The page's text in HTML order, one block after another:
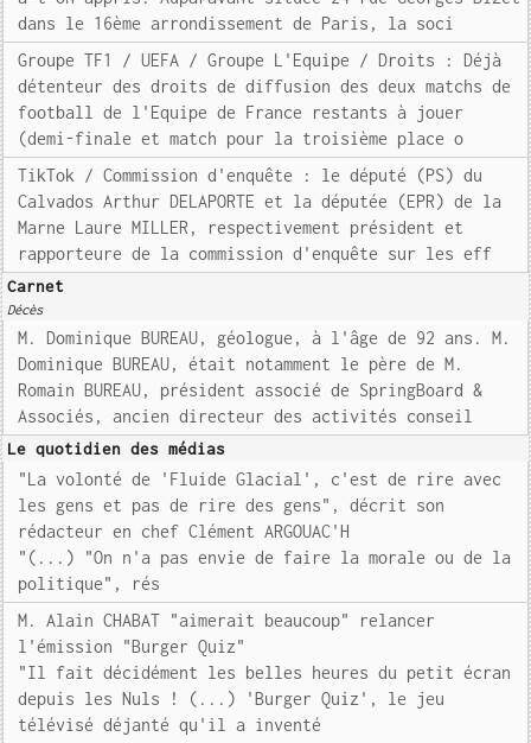
dans le 16ème arrondissement de Paris, la soci
Groupe TF1 / UEFA / Groupe L'Equipe / Droits : Déjà
détenteur des droits de diffusion des deux matchs de
football de l'Equipe de France restants à jouer
(demi-finale et match pour la troisième place o
TikTok / Commission d'enquête : le député (PS) du
Calvados Arthur DELAPORTE et la députée (EPR) de la
Marne Laure MILLER, respectivement président et
rapporteure de la commission d'enquête sur les eff
Carnet
Décès
M. Dominique BUREAU, géologue, à l'âge de 92 ans. M.
Dominique BUREAU, était notamment le père de M.
Romain BUREAU, président associé de SpringBoard &
Associés, ancien directeur des activités conseil
Le quotidien des médias
"La volonté de 'Fluide Glacial', c'est de rire avec
les gens et pas de rire des gens", décrit son
rédacteur en chef Clément ARGOUAC'H
"(...) "On n'a pas envie de faire la morale ou de la
politique", rés
M. Alain CHABAT "aimerait beaucoup" relancer
l'émission "Burger Quiz"
"Il fait décidément les belles heures du petit écran
depuis les Nuls ! (...) 'Burger Quiz', le jeu
télévisé déjanté qu'il a inventé